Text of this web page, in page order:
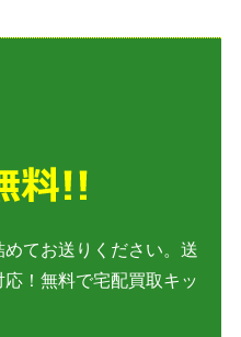
てお送りください。送
！無料で宅配買取キッ